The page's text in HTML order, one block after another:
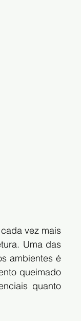
vez mais
Uma das
ambientes é
queimado
quanto